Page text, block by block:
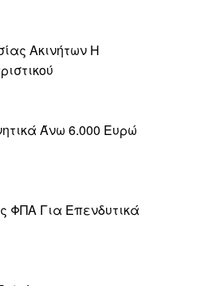
Ακινήτων Η
Άνω 6.000 Ευρώ
ΦΠΑ Για Επενδυτικά